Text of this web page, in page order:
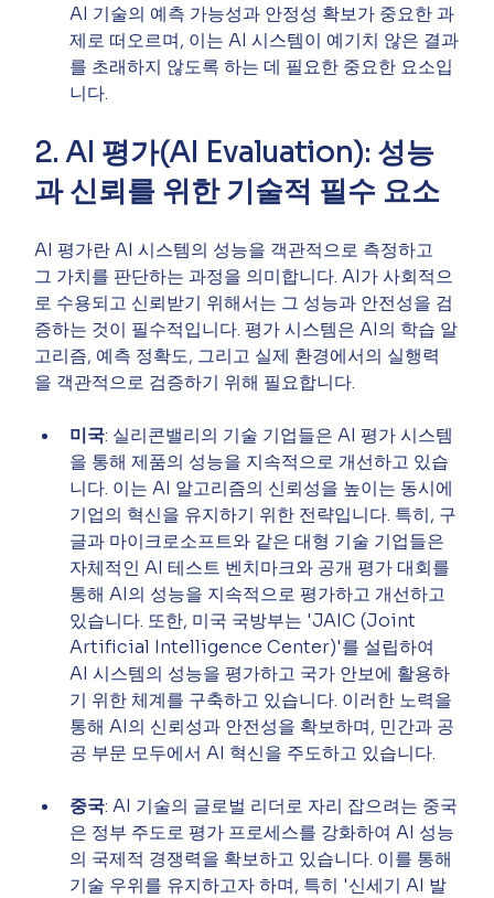
AI 기술의 예측 가능성과 안정성 확보가 중요한 과
제로 떠오르며, 이는 AI 시스템이 예기치 않은 결과
를 초래하지 않도록 하는 데 필요한 중요한 요소입
니다.
2. AI 평가(AI Evaluation): 성능
과 신뢰를 위한 기술적 필수 요소
AI 평가란 AI 시스템의 성능을 객관적으로 측정하고
그 가치를 판단하는 과정을 의미합니다. AI가 사회적으
로 수용되고 신뢰받기 위해서는 그 성능과 안전성을 검
증하는 것이 필수적입니다. 평가 시스템은 AI의 학습 알
고리즘, 예측 정확도, 그리고 실제 환경에서의 실행력
을 객관적으로 검증하기 위해 필요합니다.
미국: 실리콘밸리의 기술 기업들은 AI 평가 시스템
을 통해 제품의 성능을 지속적으로 개선하고 있습
니다. 이는 AI 알고리즘의 신뢰성을 높이는 동시에
기업의 혁신을 유지하기 위한 전략입니다. 특히, 구
글과 마이크로소프트와 같은 대형 기술 기업들은
자체적인 AI 테스트 벤치마크와 공개 평가 대회를
통해 AI의 성능을 지속적으로 평가하고 개선하고
있습니다. 또한, 미국 국방부는 'JAIC (Joint
Artificial Intelligence Center)'를 설립하여
AI 시스템의 성능을 평가하고 국가 안보에 활용하
기 위한 체계를 구축하고 있습니다. 이러한 노력을
통해 AI의 신뢰성과 안전성을 확보하며, 민간과 공
공 부문 모두에서 AI 혁신을 주도하고 있습니다.
중국: AI 기술의 글로벌 리더로 자리 잡으려는 중국
은 정부 주도로 평가 프로세스를 강화하여 AI 성능
의 국제적 경쟁력을 확보하고 있습니다. 이를 통해
기술 우위를 유지하고자 하며, 특히 '신세기 AI 발